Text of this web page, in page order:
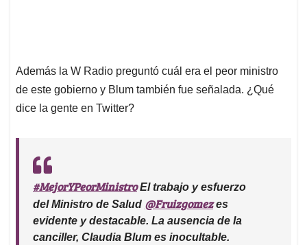
Además la W Radio preguntó cuál era el peor ministro
de este gobierno y Blum también fue señalada. ¿Qué
dice la gente en Twitter?
#MejorYPeorMinistroEl trabajo y esfuerzo
del Ministro de Salud @Fruizgomezes
evidente y destacable. La ausencia de la
canciller, Claudia Blum es inocultable.